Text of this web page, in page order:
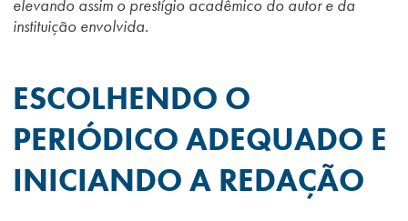
elevando assim o prestígio acadêmico do autor e da
instituição envolvida.
ESCOLHENDO O
PERIÓDICO ADEQUADO E
INICIANDO A REDAÇÃO